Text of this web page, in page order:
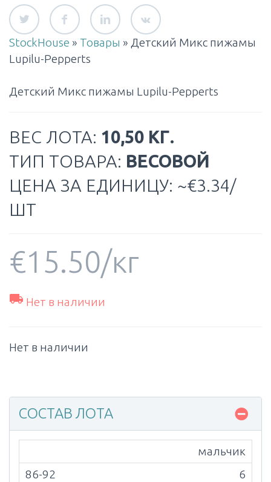
StockHouse » Товары » Детский Микс пижамы
Lupilu-Pepperts
Детский Микс пижамы Lupilu-Pepperts
ВЕС ЛОТА: 10,50 КГ.
ТИП ТОВАРА: ВЕСОВОЙ
ЦЕНА ЗА ЕДИНИЦУ: ~€3.34/
ШТ
€15.50/кг
 Нет в наличии
Нет в наличии
СОСТАВ ЛОТА
мальчик
6